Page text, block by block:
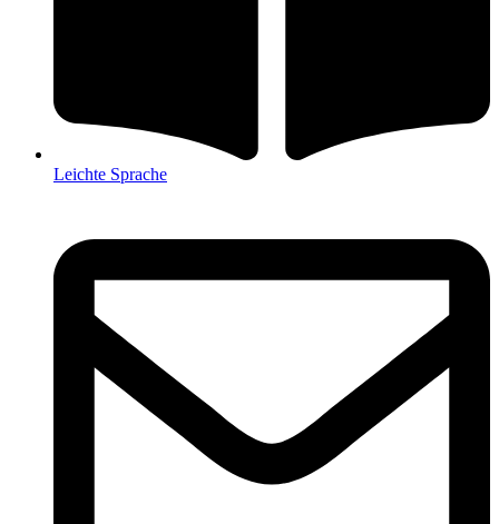
Leichte Sprache